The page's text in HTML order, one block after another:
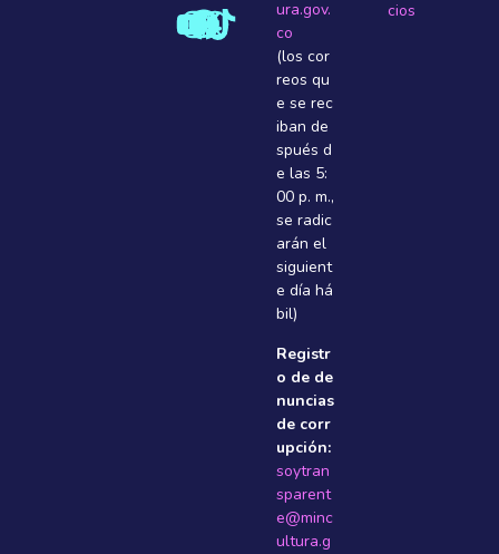
ura.gov.
co
(los cor
reos qu
e se rec
iban de
spués d
e las 5:
00 p. m.,
se radic
arán el
siguient
e dí­a há
bil)
Registr
o de de
nuncias
de corr
upción:
soytran
sparent
e@minc
ultura.g
cios